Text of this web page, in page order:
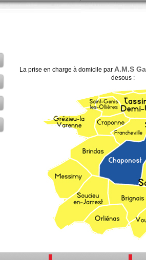
La prise en charge à domicile par A.M.S
desous :